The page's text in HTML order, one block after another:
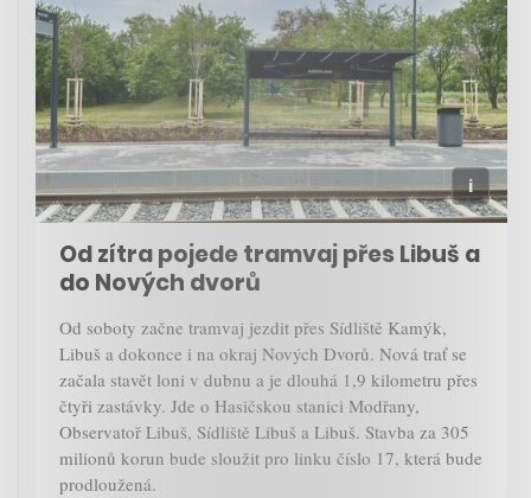
Od zítra pojede tramvaj přes Libuš a
do Nových dvorů
Od soboty začne tramvaj jezdit přes Sídliště Kamýk,
Libuš a dokonce i na okraj Nových Dvorů. Nová trať se
začala stavět loni v dubnu a je dlouhá 1,9 kilometru přes
čtyři zastávky. Jde o Hasičskou stanici Modřany,
Observatoř Libuš, Sídliště Libuš a Libuš. Stavba za 305
milionů korun bude sloužit pro linku číslo 17, která bude
prodloužená.